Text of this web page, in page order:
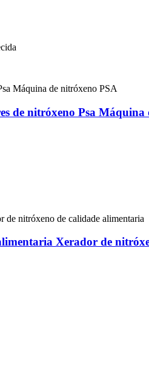
de nitróxeno Psa Máquina
Xerador de